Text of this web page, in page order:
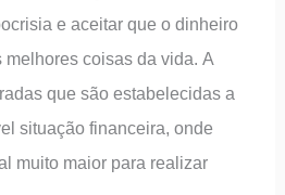
e aceitar que o dinheiro
melhores coisas da vida. A
que são estabelecidas a
situação financeira, onde
muito maior para realizar